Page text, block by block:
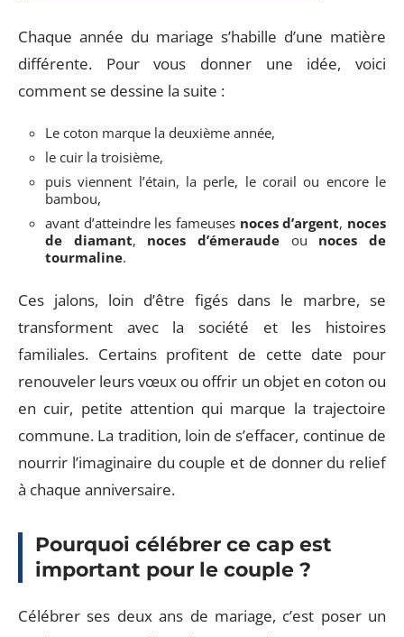
Chaque année du mariage s’habille d’une matière
différente. Pour vous donner une idée, voici
comment se dessine la suite :
Le coton marque la deuxième année,
le cuir la troisième,
puis viennent l’étain, la perle, le corail ou encore le
bambou,
avant d’atteindre les fameuses noces d’argent, noces
de diamant, noces d’émeraude ou noces de
tourmaline.
Ces jalons, loin d’être figés dans le marbre, se
transforment avec la société et les histoires
familiales. Certains profitent de cette date pour
renouveler leurs vœux ou offrir un objet en coton ou
en cuir, petite attention qui marque la trajectoire
commune. La tradition, loin de s’effacer, continue de
nourrir l’imaginaire du couple et de donner du relief
à chaque anniversaire.
Pourquoi célébrer ce cap est
important pour le couple ?
Célébrer ses deux ans de mariage, c’est poser un